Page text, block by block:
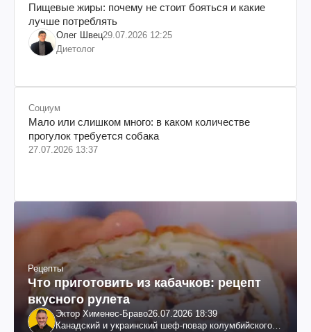
Пищевые жиры: почему не стоит бояться и какие
лучше потреблять
Олег Швец29.07.2026 12:25
Диетолог
Социум
Мало или слишком много: в каком количестве
прогулок требуется собака
27.07.2026 13:37
Рецепты
Что приготовить из кабачков: рецепт
вкусного рулета
Эктор Хименес-Браво26.07.2026 18:39
Канадский и украинский шеф-повар колумбийского